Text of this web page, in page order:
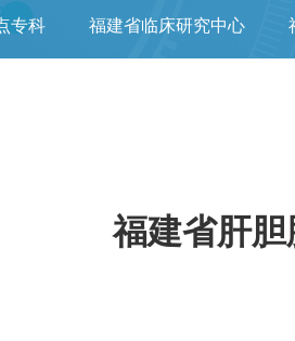
专科 福建省临床研究中心
福建省肝